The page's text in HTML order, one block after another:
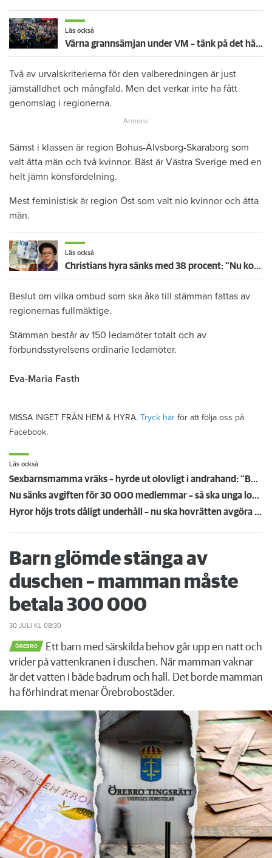
Läs också
Värna grannsämjan under VM – tänk på det här inför fortsatta nattmatcher
Två av urvalskriterierna för den valberedningen är just
jämställdhet och mångfald. Men det verkar inte ha fått
genomslag i regionerna.
Sämst i klassen är region Bohus-Älvsborg-Skaraborg som
valt åtta män och två kvinnor. Bäst är Västra Sverige med en
helt jämn könsfördelning.
Mest feministisk är region Öst som valt nio kvinnor och åtta
män.
Läs också
Christians hyra sänks med 38 procent: ”Nu kommer jag ha råd att ta körkort”
Beslut om vilka ombud som ska åka till stämman fattas av
regionernas fullmäktige.
Stämman består av 150 ledamöter totalt och av
förbundsstyrelsens ordinarie ledamöter.
Eva-Maria Fasth
MISSA INGET FRÅN HEM & HYRA. Tryck här för att följa oss på
Facebook.
Läs också
Sexbarnsmamma vräks – hyrde ut olovligt i andrahand: ”Borde tas större hänsyn till barnen”
Nu sänks avgiften för 30 000 medlemmar – så ska unga lockas till Hyresgästföreningen
Hyror höjs trots dåligt underhåll – nu ska hovrätten avgöra oklart rättsläge
Barn glömde stänga av
duschen – mamman måste
betala 300 000
30 JULI KL 08:30
ÖREBRO
Ett barn med särskilda behov går upp en natt och
vrider på vattenkranen i duschen. När mamman vaknar
är det vatten i både badrum och hall. Det borde mamman
ha förhindrat menar Örebrobostäder.